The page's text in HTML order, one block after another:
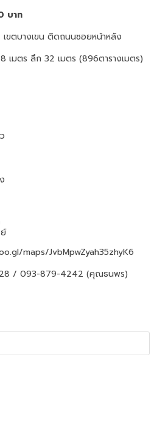
บาท
ขตบางเขน ติดถนนซอยหน้าหลัง
เมตร ลึก 32 เมตร (896ตารางเมตร)
maps/JvbMpwZyah35zhyK6
/ 093-879-4242 (คุณธนพร)